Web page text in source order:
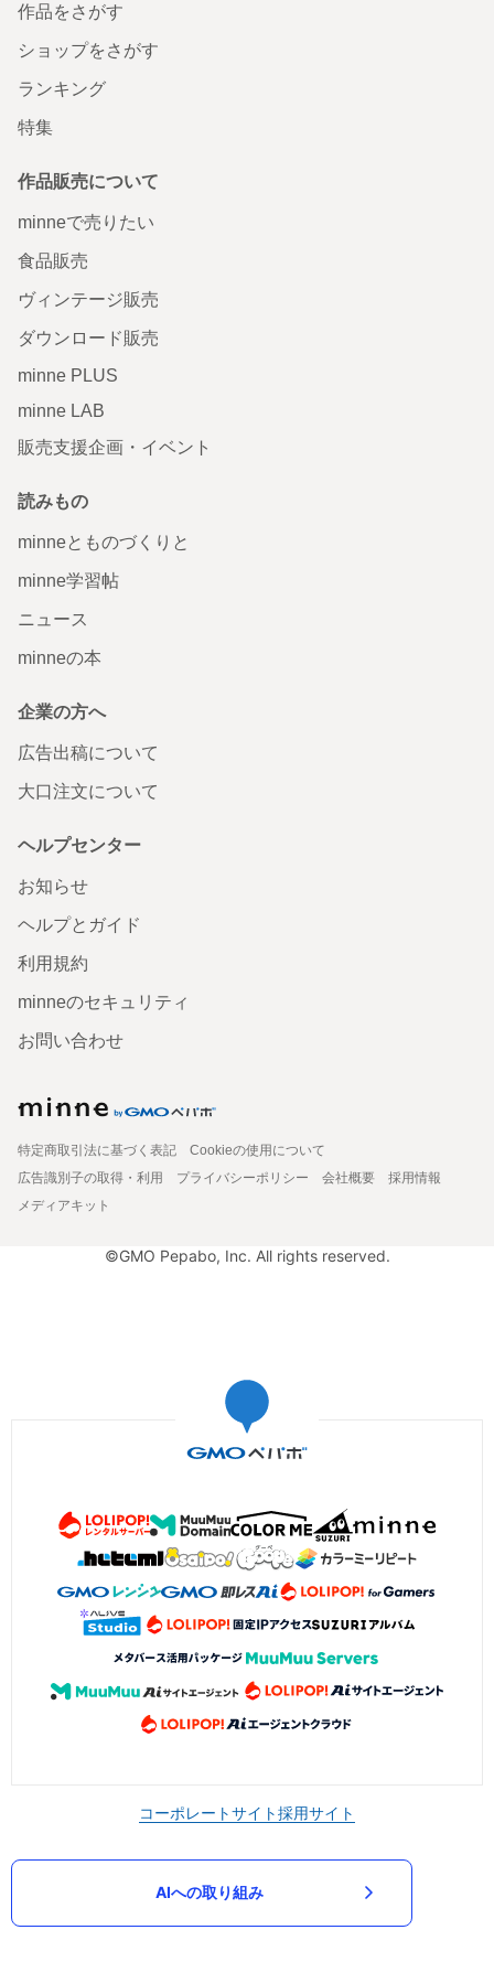
作品をさがす
ショップをさがす
ランキング
特集
作品販売について
minneで売りたい
食品販売
ヴィンテージ販売
ダウンロード販売
minne PLUS
minne LAB
販売支援企画・イベント
読みもの
minneとものづくりと
minne学習帖
ニュース
minneの本
企業の方へ
広告出稿について
大口注文について
ヘルプセンター
お知らせ
ヘルプとガイド
利用規約
minneのセキュリティ
お問い合わせ
特定商取引法に基づく表記
Cookieの使用について
広告識別子の取得・利用
プライバシーポリシー 会社概要
採用情報
メディアキット
©GMO Pepabo, Inc. All rights reserved.
コーポレートサイト採用サイト
AIへの取り組み